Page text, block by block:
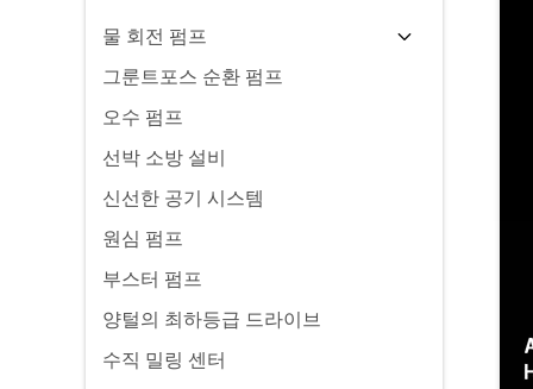
물 회전 펌프
그룬트포스 순환 펌프
오수 펌프
선박 소방 설비
신선한 공기 시스템
원심 펌프
부스터 펌프
양털의 최하등급 드라이브
수직 밀링 센터